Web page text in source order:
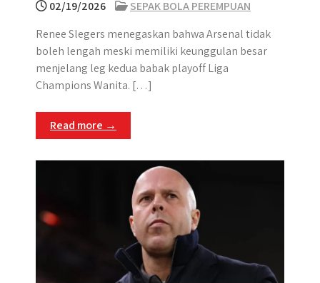
02/19/2026
SEPAK BOLA PEREMPUAN
Renee Slegers menegaskan bahwa Arsenal tidak
boleh lengah meski memiliki keunggulan besar
menjelang leg kedua babak playoff Liga
Champions Wanita. […]
Read more →